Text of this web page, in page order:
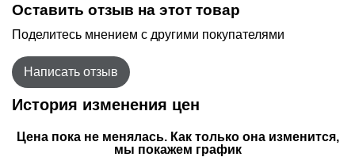
Оставить отзыв на этот товар
Поделитесь мнением с другими покупателями
Написать отзыв
История изменения цен
Цена пока не менялась. Как только она изменится,
мы покажем график